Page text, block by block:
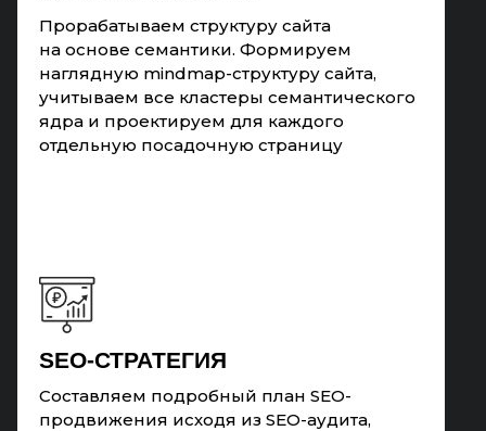
Прорабатываем структуру сайта
на основе семантики. Формируем
наглядную mindmap-структуру сайта,
учитываем все кластеры семантического
ядра и проектируем для каждого
отдельную посадочную страницу
Составляем подробный план SEO-
продвижения исходя из SEO-аудита,
SEO-СТРАТЕГИЯ